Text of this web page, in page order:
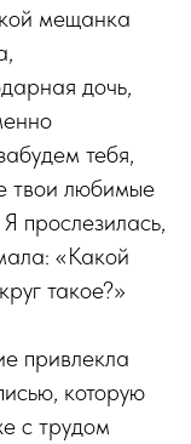
мещанка
дочь,
тебя,
твои любимые
прослезилась,
«Какой
такое?»
привлекла
которую
с трудом